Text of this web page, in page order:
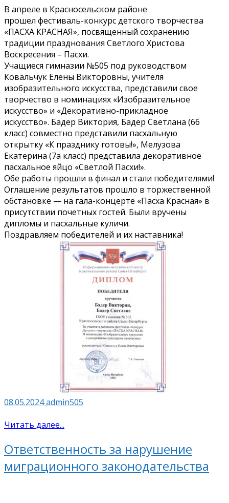
В апреле в Красносельском районе
прошел фестиваль-конкурс детского творчества
«ПАСХА КРАСНАЯ», посвященный сохранению
традиции празднования Светлого Христова
Воскресения – Пасхи.
Учащиеся гимназии №505 под руководством
Ковальчук Елены Викторовны, учителя
изобразительного искусства, представили свое
творчество в номинациях «Изобразительное
искусство» и «Декоративно-прикладное
искусство». Бадер Виктория, Бадер Светлана (6б
класс) совместно представили пасхальную
открытку «К празднику готовы!», Мелузова
Екатерина (7а класс) представила декоративное
пасхальное яйцо «Светлой Пасхи!».
Обе работы прошли в финал и стали победителями!
Оглашение результатов прошло в торжественной
обстановке — на гала-концерте «Пасха Красная» в
присутствии почетных гостей. Были вручены
дипломы и пасхальные куличи.
Поздравляем победителей и их наставника!
08.05.2024admin505
Читать далее...
Ответственность за нарушение
миграционного законодательства